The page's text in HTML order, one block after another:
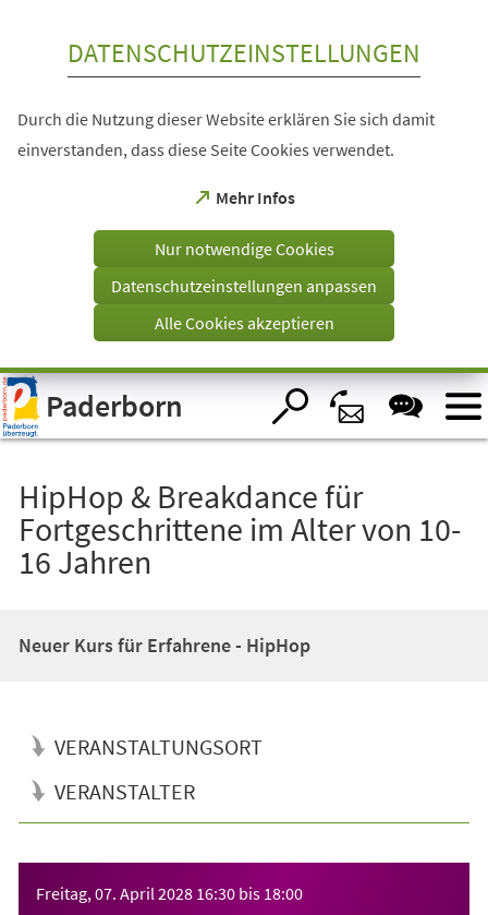
Visuelle
Assistenzsoftware
öffnen.
DATENSCHUTZEINSTELLUNGEN
Durch die Nutzung dieser Website erklären Sie sich damit
einverstanden, dass diese Seite Cookies verwendet.
Mehr Infos
(Öffnet
einem
Tab)
Nur notwendige Cookies
Datenschutzeinstellungen anpassen
Alle Cookies akzeptieren
Paderborn
HipHop & Breakdance für
Fortgeschrittene im Alter von 10-
16 Jahren
Neuer Kurs für Erfahrene - HipHop
VERANSTALTUNGSORT
VERANSTALTER
Freitag, 07. April 2028 16:30 bis 18:00